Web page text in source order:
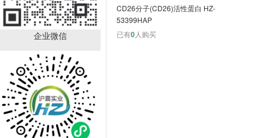
企业微信
Boc-D-4-氯苯丙氨酸
CAS：57292-44-1
（HZ52015591）
￥392.00
已有88人购买
CD26分子(CD26)活性蛋白 HZ-
53399HAP
已有0人购买